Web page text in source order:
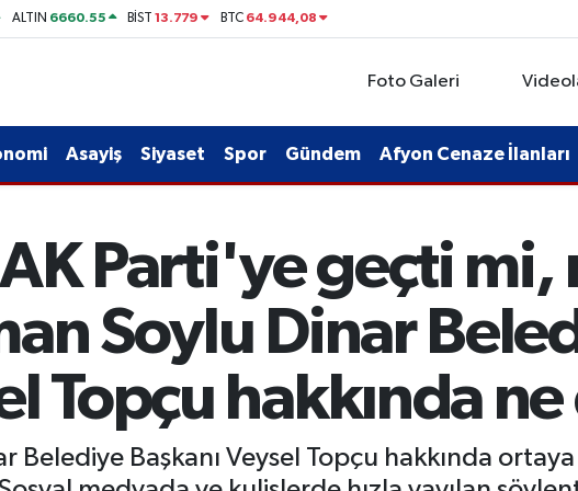
ALTIN 6660.55 BİST13.779 BTC 64.944,08
Foto Galeri
Asayiş Siyaset Spor Gündem Afyon Cenaze İlanları
Parti'ye geçti mi,
Soylu Dinar
Topçu hakkında
Başkanı Veysel Topçu hakkında ortaya